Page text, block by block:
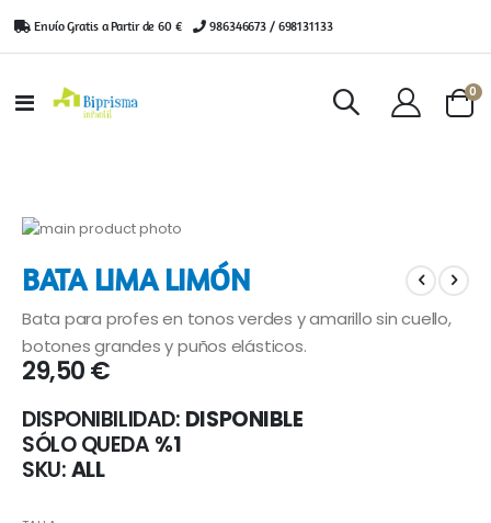
Envío Gratis a Partir de 60 € | 986346673 / 698131133
Toggle
Cart
0
Saltar
final
de
la
galería
de
imágenes
al
comienzo
de
la
galería
imágenes
BATA LIMA LIMÓN
Bata para profes en tonos verdes y amarillo sin cuello,
botones grandes y puños elásticos.
29,50 €
DISPONIBILIDAD: DISPONIBLE
SÓLO QUEDA %1
SKU ALL